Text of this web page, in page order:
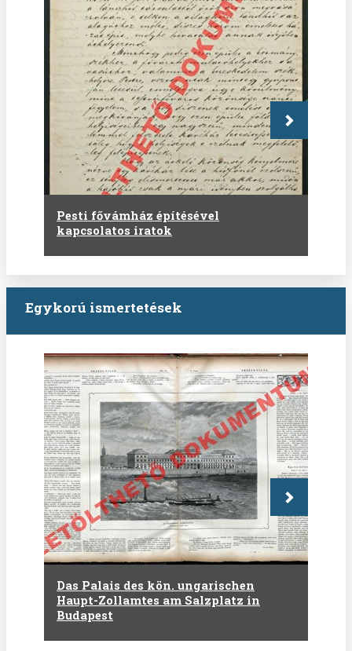
Pesti fővámház építésével
kapcsolatos iratok
Következő
Egykorú ismertetések
Das Palais des kön. ungarischen
Haupt-Zollamtes am Salzplatz in
Budapest
Következő